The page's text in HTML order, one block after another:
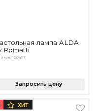
лампа ALDA
Romatti
10049T
Запросить цену
ХИТ